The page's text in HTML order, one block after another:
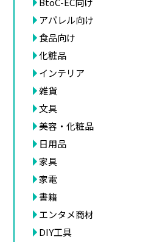
アパレル向け
食品向け
化粧品
インテリア
雑貨
文具
美容・化粧品
日用品
家具
家電
書籍
エンタメ商材
DIY工具